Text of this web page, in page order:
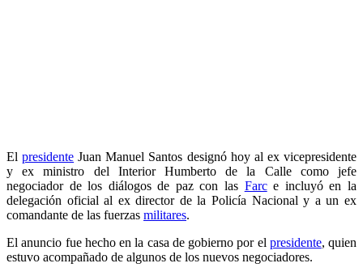
Elpresidente Juan Manuel Santos designó hoy al ex vicepresidente
y ex ministro del Interior Humberto de la Calle como jefe
negociador de los diálogos de paz con las Farce incluyó en la
delegación oficial al ex director de la Policía Nacional y a un ex
comandante de las fuerzas militares.
El anuncio fue hecho en la casa de gobierno por el presidente, quien
estuvo acompañado de algunos de los nuevos negociadores.